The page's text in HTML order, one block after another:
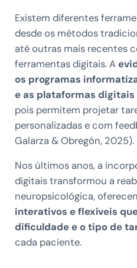
Existem diferentes
desde os métodos
até outras mais recentes
ferramentas digitais. A
os programas
e as plataformas
pois permitem projetar
personalizadas e com
Galarza & Obregón, 2025).
Nos últimos anos, a
digitais transformou a
neuropsicológica,
interativos e flexíveis
dificuldade e o tipo de
cada paciente.